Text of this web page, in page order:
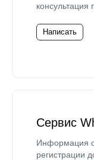
консультация
Написать
Сервис
Информация о
регистрации